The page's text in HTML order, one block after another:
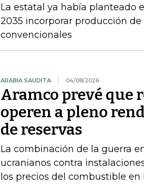
La estatal ya había planteado
2035 incorporar producción
convencionales
ARABIA SAUDITA 04/08/2026
Aramco prevé que
operen a pleno
de reservas
La combinación de la guerra
ucranianos contra
los precios del combustible